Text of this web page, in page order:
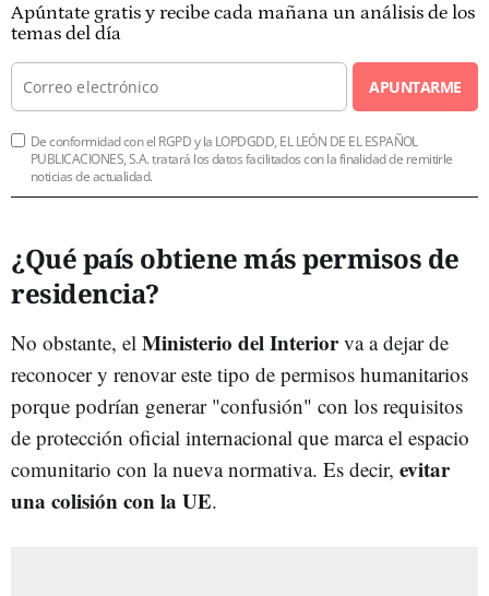
Apúntate gratis y recibe cada mañana un análisis de los
temas del día
APUNTARME
De conformidad con el RGPD y la LOPDGDD, EL LEÓN DE EL ESPAÑOL
PUBLICACIONES, S.A. tratará los datos facilitados con la finalidad de remitirle
noticias de actualidad.
¿Qué país obtiene más permisos de
residencia?
No obstante, el Ministerio del Interiorva a dejar de
reconocer y renovar este tipo de permisos humanitarios
porque podrían generar "confusión" con los requisitos
de protección oficial internacional que marca el espacio
comunitario con la nueva normativa. Es decir, evitar
una colisión con la UE.